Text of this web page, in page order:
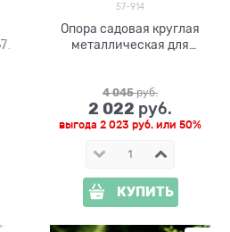
57-914
Опора садовая круглая
металлическая для
4 045 руб.
2 022 руб.
выгода 2 023 руб. или 50%
КУПИТЬ